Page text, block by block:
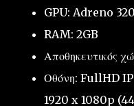
GPU: Adreno 320
RAM: 2GB
Αποθηκευτικός
Οθόνη: FullHD
1920 x 1080p